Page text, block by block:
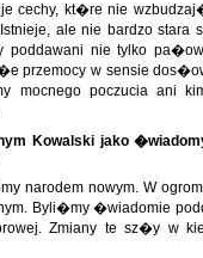
cechy, kt�re nie
ale nie bardzo
poddawani nie tylko
przemocy w sensie
mocnego poczucia ani
Kowalski jako
narodem nowym. W
Byli�my �wiadomie
Zmiany te sz�y w